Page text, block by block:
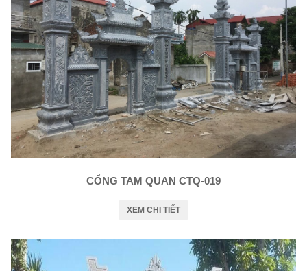
CỔNG TAM QUAN CTQ-019
XEM CHI TIẾT